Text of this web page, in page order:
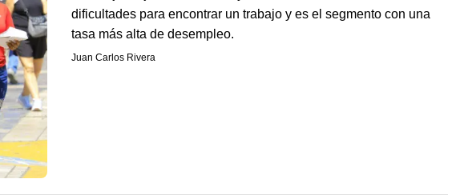
dificultades para encontrar un trabajo y es el segmento con una
tasa más alta de desempleo.
Juan Carlos Rivera